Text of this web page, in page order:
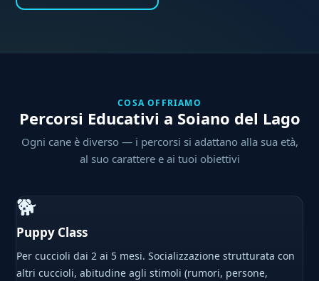
COSA OFFRIAMO
Percorsi Educativi a Soiano del Lago
Ogni cane è diverso — i percorsi si adattano alla sua età,
al suo carattere e ai tuoi obiettivi
🐕
Puppy Class
Per cuccioli dai 2 ai 5 mesi. Socializzazione strutturata con
altri cuccioli, abitudine agli stimoli (rumori, persone,